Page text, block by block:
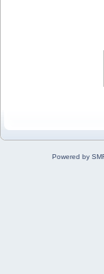
Powered by